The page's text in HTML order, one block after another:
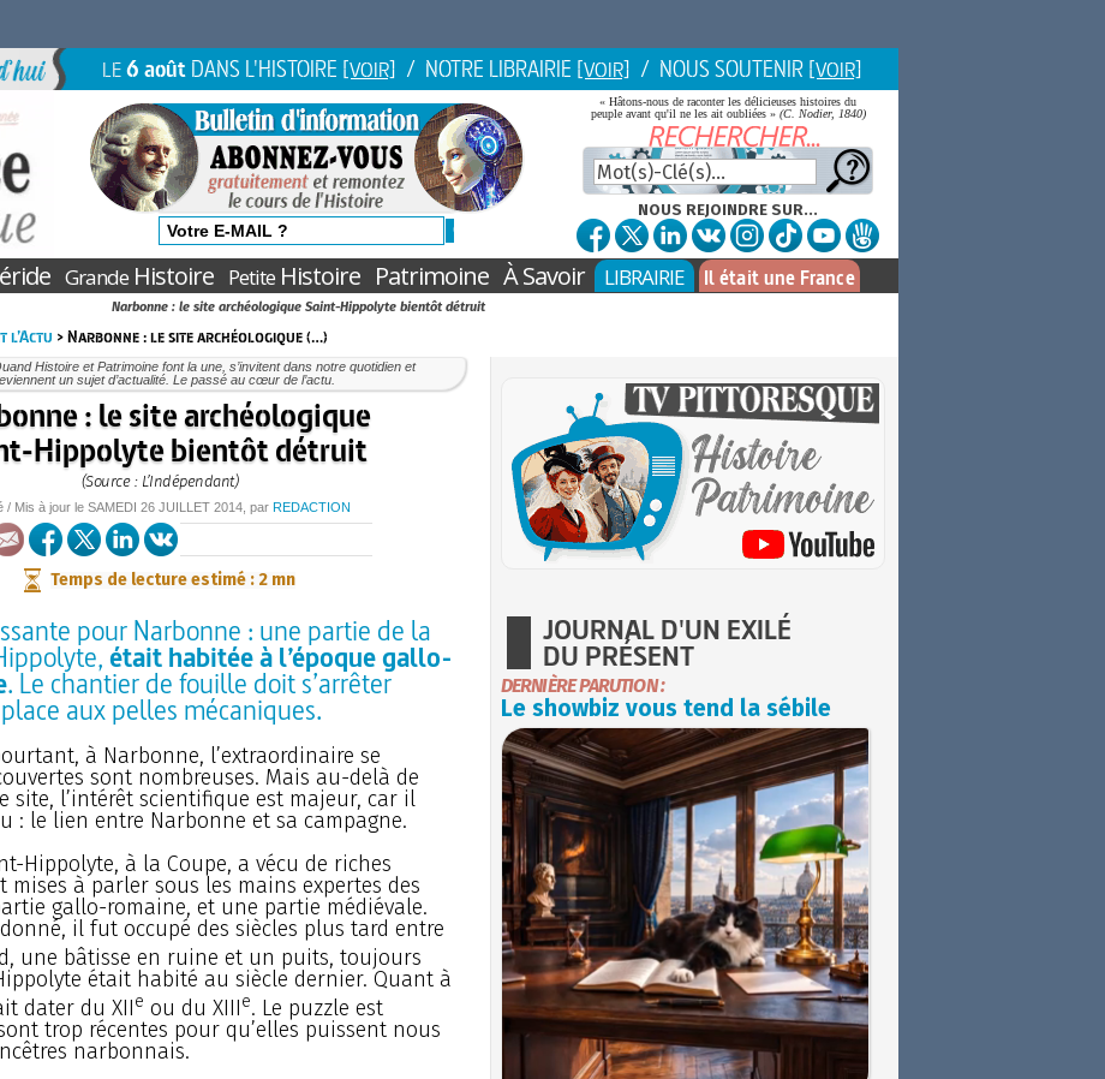
LE6 août DANS L'HISTOIRE [VOIR] / NOTRE LIBRAIRIE [VOIR] / NOUS SOUTENIR [VOIR]
« Hâtons-nous de raconter les délicieuses histoires du
peuple avant qu'il ne les ait oubliées » (C. Nodier, 1840)
NOUS REJOINDRE SUR...
GrandeHistoire PetiteHistoire Patrimoine À Savoir LIBRAIRIE Il était une France
Narbonne : le site archéologique Saint-Hippolyte bientôt détruit
l’Actu > Narbonne : le site archéologique (…)
Histoire et Patrimoine font la une, s’invitent dans notre quotidien et
un sujet d’actualité. Le passé au cœur de l’actu.
: le site archéologique
Hippolyte bientôt détruit
(Source : L’Indépendant)
/ Mis à jour le SAMEDI 26 JUILLET 2014 , par REDACTION
Temps de lecture estimé : 2 mn
pour Narbonne : une partie de la
était habitée à l’époque gallo-
. Le chantier de fouille doit s’arrêter
aux pelles mécaniques.
à Narbonne, l’extraordinaire se
sont nombreuses. Mais au-delà de
site, l’intérêt scientifique est majeur, car il
: le lien entre Narbonne et sa campagne.
Hippolyte, à la Coupe, a vécu de riches
mises à parler sous les mains expertes des
gallo-romaine, et une partie médiévale.
il fut occupé des siècles plus tard entre
une bâtisse en ruine et un puits, toujours
était habité au siècle dernier. Quant à
dater du XIIe ou du XIIIe. Le puzzle est
trop récentes pour qu’elles puissent nous
narbonnais.
JOURNAL D'UN EXILÉ
DU PRÉSENT
DERNIÈRE PARUTION :
Le showbiz vous tend la sébile